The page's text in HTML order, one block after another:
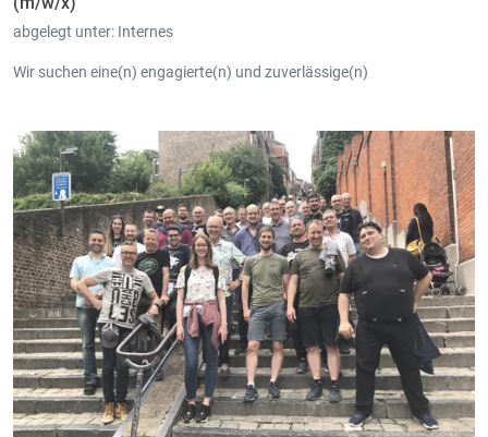
abgelegt unter: Internes
Wir suchen eine(n) engagierte(n) und zuverlässige(n)
- IT-Support Mitarbeiter (m/w/x)